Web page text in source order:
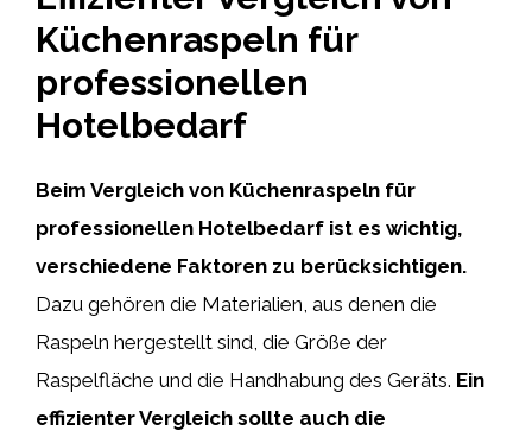
Küchenraspeln für
professionellen
Hotelbedarf
Beim Vergleich von Küchenraspeln für
professionellen Hotelbedarf ist es wichtig,
verschiedene Faktoren zu berücksichtigen.
Dazu gehören die Materialien, aus denen die
Raspeln hergestellt sind, die Größe der
Raspelfläche und die Handhabung des Geräts. Ein
effizienter Vergleich sollte auch die